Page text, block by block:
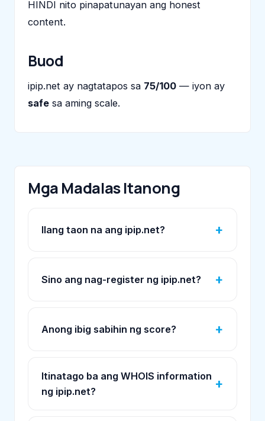
HINDI nito pinapatunayan ang honest
content.
Buod
ipip.net ay nagtatapos sa 75/100 — iyon ay
safe sa aming scale.
Mga Madalas Itanong
Ilang taon na ang ipip.net?
Sino ang nag-register ng ipip.net?
Anong ibig sabihin ng score?
Itinatago ba ang WHOIS information
ng ipip.net?